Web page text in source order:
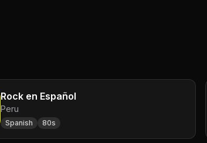
Rock en Español
Peru
Spanish 80s